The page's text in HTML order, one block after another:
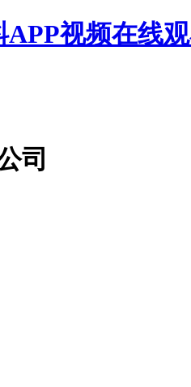
视频在线
司